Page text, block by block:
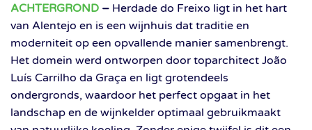
ACHTERGROND – Herdade do Freixo ligt in het hart
van Alentejo en is een wijnhuis dat traditie en
moderniteit op een opvallende manier samenbrengt.
Het domein werd ontworpen door toparchitect João
Luís Carrilho da Graça en ligt grotendeels
ondergronds, waardoor het perfect opgaat in het
landschap en de wijnkelder optimaal gebruikmaakt